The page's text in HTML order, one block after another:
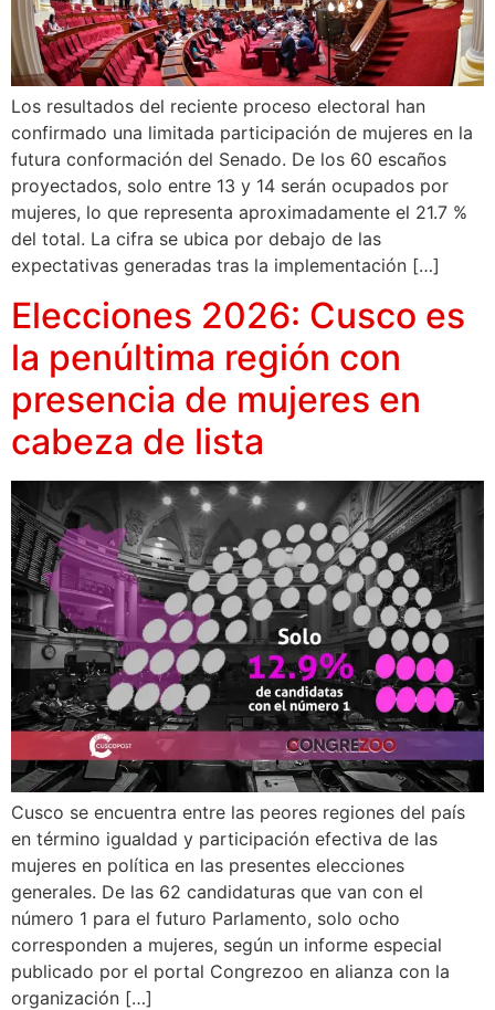
Los resultados del reciente proceso electoral han
confirmado una limitada participación de mujeres en la
futura conformación del Senado. De los 60 escaños
proyectados, solo entre 13 y 14 serán ocupados por
mujeres, lo que representa aproximadamente el 21.7 %
del total. La cifra se ubica por debajo de las
expectativas generadas tras la implementación […]
Elecciones 2026: Cusco es
la penúltima región con
presencia de mujeres en
cabeza de lista
Cusco se encuentra entre las peores regiones del país
en término igualdad y participación efectiva de las
mujeres en política en las presentes elecciones
generales. De las 62 candidaturas que van con el
número 1 para el futuro Parlamento, solo ocho
corresponden a mujeres, según un informe especial
publicado por el portal Congrezoo en alianza con la
organización […]